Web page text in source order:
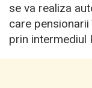
se va realiza
care
prin intermediul